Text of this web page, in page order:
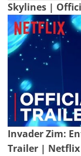
Skylines |
Invader Zim:
Trailer | Netflix